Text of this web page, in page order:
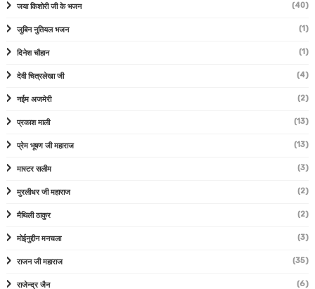
जया किशोरी जी के भजन (40)
जुबिन नुतियल भजन (1)
दिनेश चौहान (1)
देवी चित्रलेखा जी (4)
नईम अजमेरी (2)
प्रकाश माली (13)
प्रेम भूषण जी महाराज (13)
मास्टर सलीम (3)
मुरलीधर जी महाराज (2)
मैथिली ठाकुर (2)
मोईनुद्दीन मनचला (3)
राजन जी महाराज (35)
राजेन्द्र जैन (6)